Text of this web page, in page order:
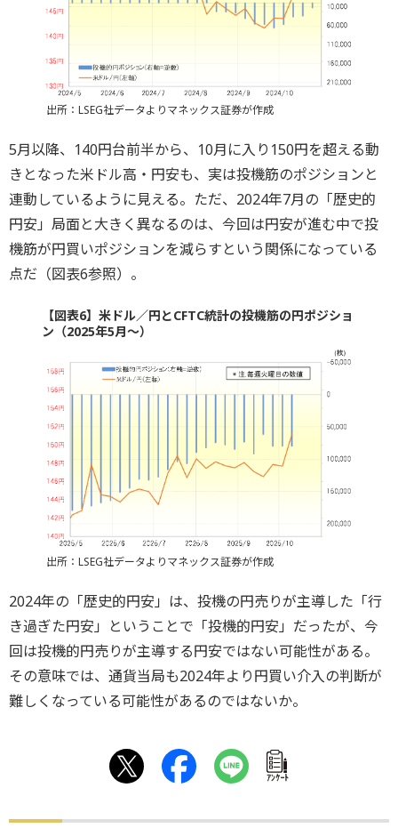
出所：LSEG社データよりマネックス証券が作成
5月以降、140円台前半から、10月に入り150円を超える動
きとなった米ドル高・円安も、実は投機筋のポジションと
連動しているように見える。ただ、2024年7月の「歴史的
円安」局面と大きく異なるのは、今回は円安が進む中で投
機筋が円買いポジションを減らすという関係になっている
点だ（図表6参照）。
【図表6】米ドル／円とCFTC統計の投機筋の円ポジショ
ン（2025年5月～）
出所：LSEG社データよりマネックス証券が作成
2024年の「歴史的円安」は、投機の円売りが主導した「行
き過ぎた円安」ということで「投機的円安」だったが、今
回は投機的円売りが主導する円安ではない可能性がある。
その意味では、通貨当局も2024年より円買い介入の判断が
難しくなっている可能性があるのではないか。
ｱﾝｹｰﾄ